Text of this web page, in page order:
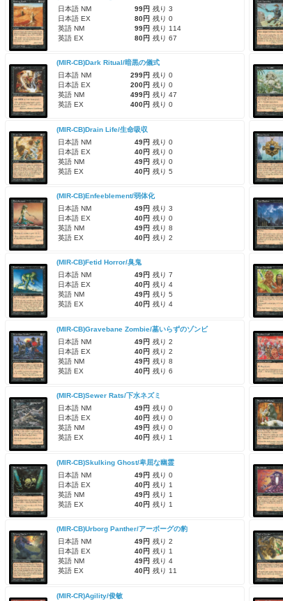
日本語 NM
99円 残り 3
日本語 EX
80円 残り 0
英語 NM
99円 残り 114
英語 EX
80円 残り 67
(MIR-CB)Dark Ritual/暗黒の儀式
日本語 NM
299円 残り 0
日本語 EX
200円 残り 0
英語 NM
499円 残り 47
英語 EX
400円 残り 0
(MIR-CB)Drain Life/生命吸収
日本語 NM
49円 残り 0
日本語 EX
40円 残り 0
英語 NM
49円 残り 0
英語 EX
40円 残り 5
(MIR-CB)Enfeeblement/弱体化
日本語 NM
49円 残り 3
日本語 EX
40円 残り 0
英語 NM
49円 残り 8
英語 EX
40円 残り 2
(MIR-CB)Fetid Horror/臭鬼
日本語 NM
49円 残り 7
日本語 EX
40円 残り 4
英語 NM
49円 残り 5
英語 EX
40円 残り 4
(MIR-CB)Gravebane Zombie/墓いらずのゾンビ
日本語 NM
49円 残り 2
日本語 EX
40円 残り 2
英語 NM
49円 残り 8
英語 EX
40円 残り 6
(MIR-CB)Sewer Rats/下水ネズミ
日本語 NM
49円 残り 0
日本語 EX
40円 残り 0
英語 NM
49円 残り 0
英語 EX
40円 残り 1
(MIR-CB)Skulking Ghost/卑屈な幽霊
日本語 NM
49円 残り 0
日本語 EX
40円 残り 1
英語 NM
49円 残り 1
英語 EX
40円 残り 1
(MIR-CB)Urborg Panther/アーボーグの豹
日本語 NM
49円 残り 2
日本語 EX
40円 残り 1
英語 NM
49円 残り 4
英語 EX
40円 残り 11
(MIR-CR)Agility/俊敏